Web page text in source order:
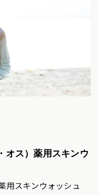
オス）薬用スキンウ
用スキンウォッシュ